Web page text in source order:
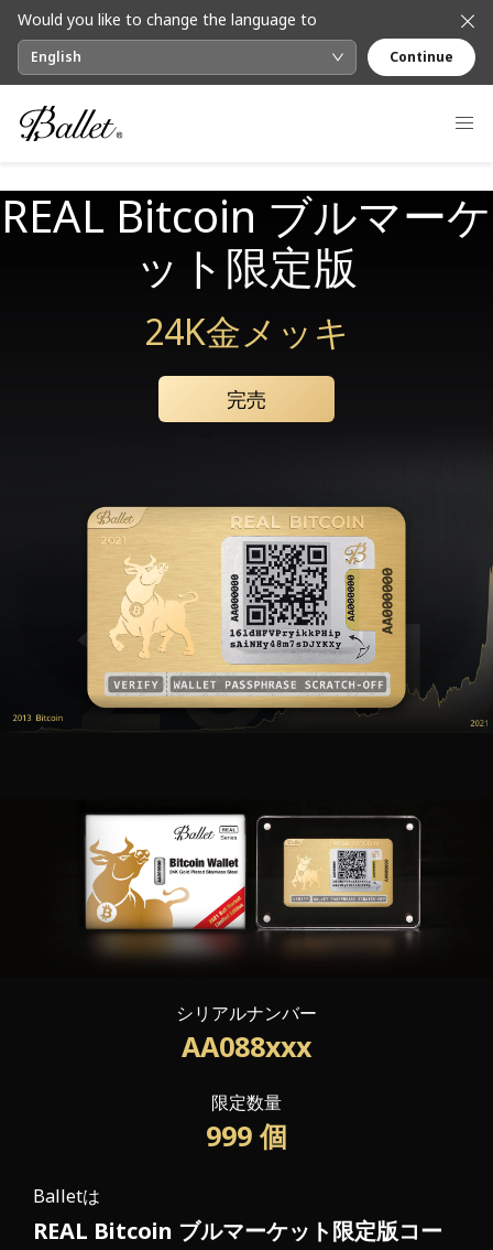
Would you like to change the language to
English Continue
REAL Bitcoin ブルマーケ
ット限定版
24K金メッキ
完売
シリアルナンバー
AA088xxx
限定数量
999個
Balletは
REAL Bitcoin ブルマーケット限定版コー